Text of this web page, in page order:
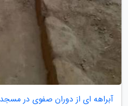
آبراهه ای از دوران صفوی در